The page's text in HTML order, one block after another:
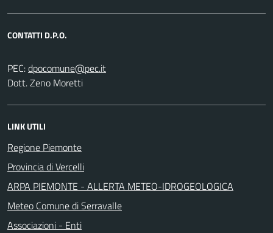
CONTATTI D.P.O.
PEC:
Dott. Zeno Moretti
LINK UTILI
Regione Piemonte
Provincia di Vercelli
ARPA PIEMONTE - ALLERTA METEO-IDROGEOLOGICA
Meteo Comune di Serravalle
Associazioni - Enti